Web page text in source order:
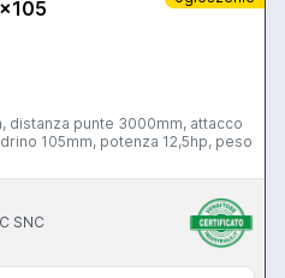
distanza punte 3000mm, attacco
105mm, potenza 12,5hp, peso
SNC